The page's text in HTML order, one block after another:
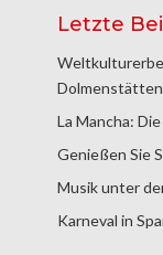
Letzte
Weltkulturerbe
Dolmenstätten
La Mancha:
Genießen Sie
Musik unter
Karneval in